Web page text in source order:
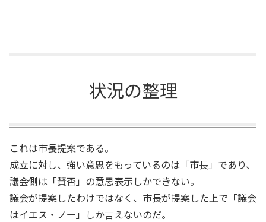
状況の整理
これは市長提案である。
成立に対し、強い意思をもっているのは「市長」であり、
議会側は「賛否」の意思表示しかできない。
議会が提案したわけではなく、市長が提案した上で「議会
はイエス・ノー」しか言えないのだ。